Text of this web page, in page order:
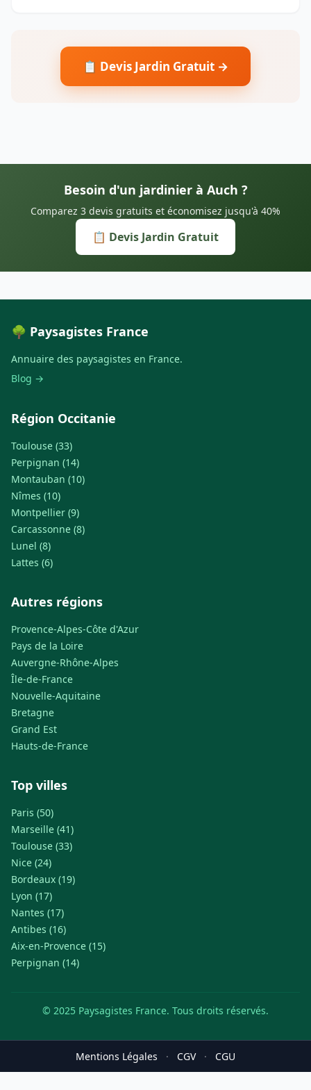
📋 Devis Jardin Gratuit →
Besoin d'un jardinier à Auch ?
Comparez 3 devis gratuits et économisez jusqu'à 40%
📋 Devis Jardin Gratuit
🌳 Paysagistes France
Annuaire des paysagistes en France.
Blog →
Région Occitanie
Toulouse (33)
Perpignan (14)
Montauban (10)
Nîmes (10)
Montpellier (9)
Carcassonne (8)
Lunel (8)
Lattes (6)
Autres régions
Provence-Alpes-Côte d'Azur
Pays de la Loire
Auvergne-Rhône-Alpes
Île-de-France
Nouvelle-Aquitaine
Bretagne
Grand Est
Hauts-de-France
Top villes
Paris (50)
Marseille (41)
Toulouse (33)
Nice (24)
Bordeaux (19)
Lyon (17)
Nantes (17)
Antibes (16)
Aix-en-Provence (15)
Perpignan (14)
© 2025 Paysagistes France. Tous droits réservés.
Mentions Légales · CGV · CGU